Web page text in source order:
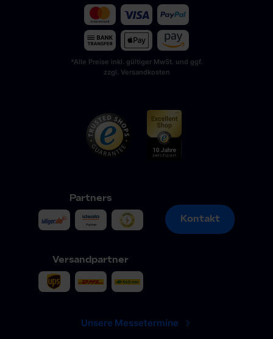
*Alle Preise inkl. gültiger MwSt. und ggf.
zzgl. Versandkosten
Partners
Versandpartner
Kontakt
Kontakt
Unsere Messetermine